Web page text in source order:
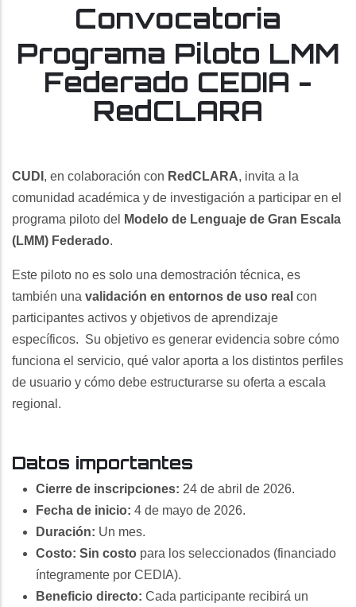
Convocatoria
Programa Piloto LMM
Federado CEDIA -
RedCLARA
CUDI , en colaboración con RedCLARA, invita a la
comunidad académica y de investigación a participar en el
programa piloto del
Modelo de Lenguaje de Gran Escala
(LMM) Federado.
Este piloto no es solo una demostración técnica, es
también una validación en entornos de uso real con
participantes activos y objetivos de aprendizaje
específicos. Su objetivo es generar evidencia sobre cómo
funciona el servicio, qué valor aporta a los distintos perfiles
de usuario y cómo debe estructurarse su oferta a escala
regional.
Datos importantes
Cierre de inscripciones: 24 de abril de 2026.
Fecha de inicio: 4 de mayo de 2026.
Duración: Un mes.
Costo: Sin costo para los seleccionados (financiado
íntegramente por CEDIA).
Beneficio directo: Cada participante recibirá un